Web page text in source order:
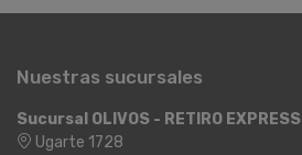
Nuestras sucursales
Sucursal OLIVOS - RETIRO EXPRESS
Ugarte 1728